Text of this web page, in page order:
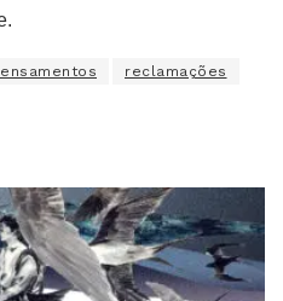
reclamações